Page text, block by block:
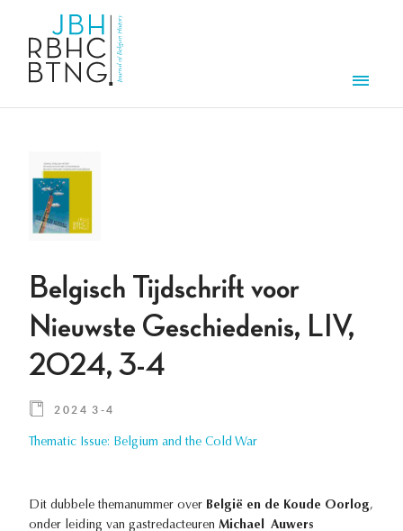
Belgisch Tijdschrift voor
Nieuwste Geschiedenis, LIV,
2024, 3-4
2024 3-4
Thematic Issue: Belgium and the Cold War
Dit dubbele themanummer over België en de Koude Oorlog,
onder leiding van gastredacteuren Michael Auwers